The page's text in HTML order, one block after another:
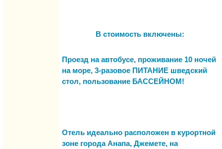
В стоимость включены:
Проезд на автобусе, проживание 10 ночей
на море, 3-разовое ПИТАНИЕ шведский
стол, пользование БАССЕЙНОМ!
Отель идеально расположен в курортной
зоне города Анапа, Джемете, на